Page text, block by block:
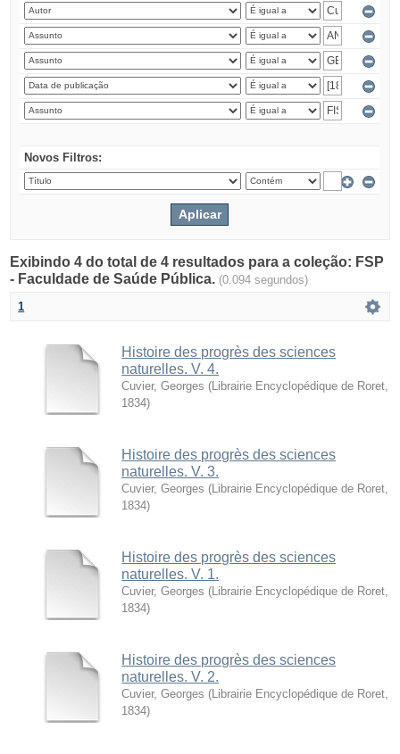
Novos Filtros:
Exibindo 4 do total de 4 resultados para a coleção: FSP
- Faculdade de Saúde Pública. (0.094 segundos)
1
Histoire des progrès des sciences
naturelles. V. 4.
Cuvier, Georges ( Librairie Encyclopédique de Roret
1834)
Histoire des progrès des sciences
naturelles. V. 3.
Cuvier, Georges ( Librairie Encyclopédique de Roret
1834)
Histoire des progrès des sciences
naturelles. V. 1.
Cuvier, Georges ( Librairie Encyclopédique de Roret
1834)
Histoire des progrès des sciences
naturelles. V. 2.
Cuvier, Georges ( Librairie Encyclopédique de Roret
1834)